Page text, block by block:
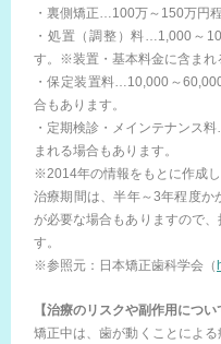
・裏側矯正…100万～150万円
・処置（調整）料…1,000～
す。※装置・基本料金に含まれ
・保定装置料…10,000～
合もあります。
・定期検診・メインテナンス
まれる場合もあります。
※2014年の情報をもとに作成し
治療期間は、半年～3年程度か
が必要な場合もありますので
す。
※参照元：日本矯正歯科学会（
【治療のリスクや副作用につい
矯正中は、歯が動くことによ